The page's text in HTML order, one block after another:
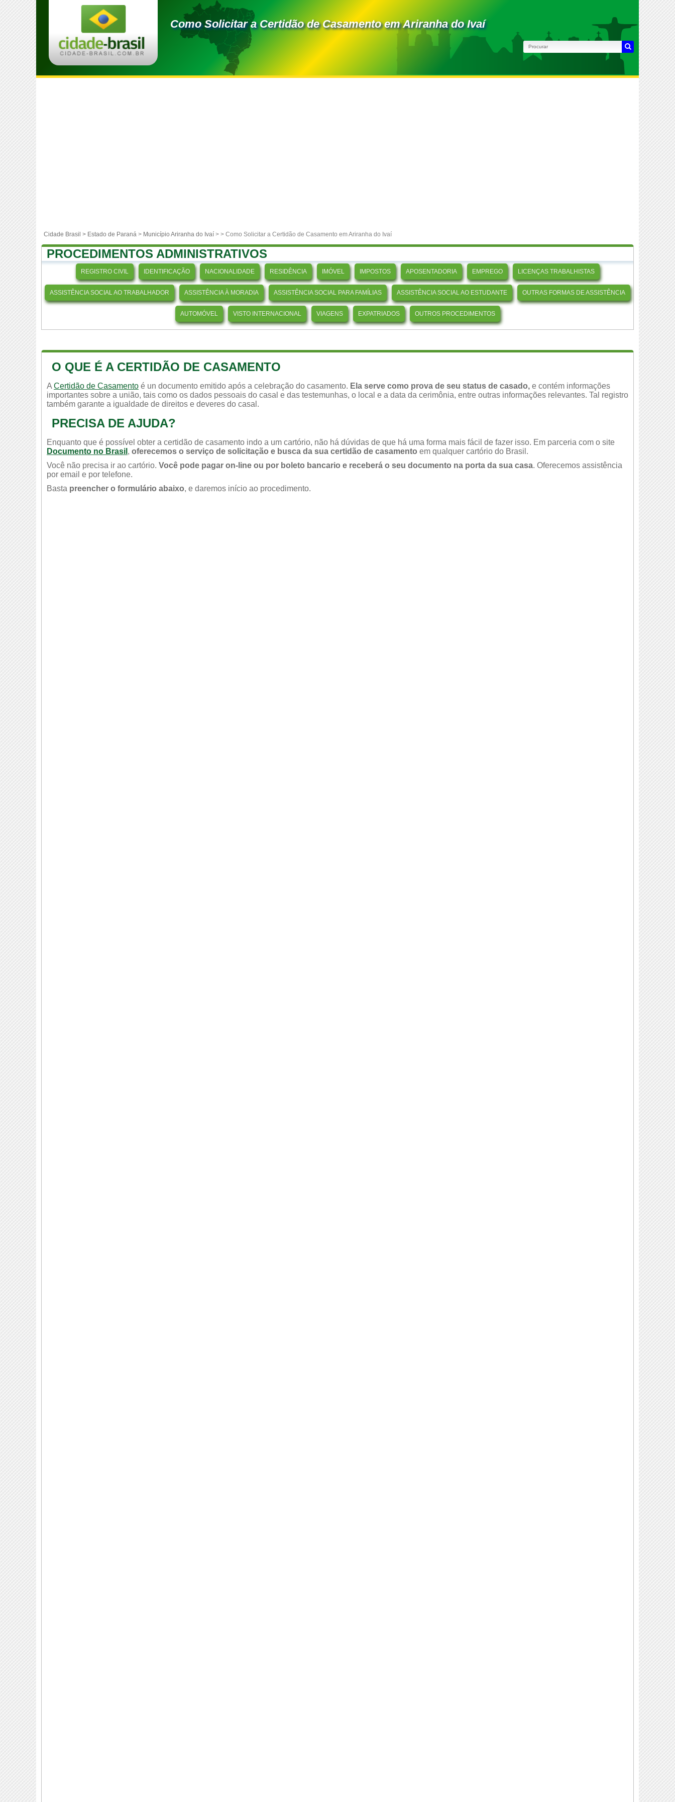
Como Solicitar a Certidão de Casamento em Ariranha do Ivaí
Cidade Brasil > Estado de Paraná > Município Ariranha do Ivaí > > Como Solicitar a Certidão de Casamento em Ariranha do Ivaí
PROCEDIMENTOS ADMINISTRATIVOS
REGISTRO CIVIL IDENTIFICAÇÃO NACIONALIDADE RESIDÊNCIA IMÓVEL IMPOSTOS APOSENTADORIA EMPREGO LICENÇAS TRABALHISTAS
ASSISTÊNCIA SOCIAL AO TRABALHADOR ASSISTÊNCIA À MORADIA ASSISTÊNCIA SOCIAL PARA FAMÍLIAS ASSISTÊNCIA SOCIAL AO ESTUDANTE OUTRAS FORMAS DE ASSISTÊNCIA
AUTOMÓVEL VISTO INTERNACIONAL VIAGENS EXPATRIADOS OUTROS PROCEDIMENTOS
O QUE É A CERTIDÃO DE CASAMENTO
A Certidão de Casamento é un documento emitido após a celebração do casamento. Ela serve como prova de seu status de casado, e contém informações
importantes sobre a união, tais como os dados pessoais do casal e das testemunhas, o local e a data da cerimônia, entre outras informações relevantes. Tal registro
também garante a igualdade de direitos e deveres do casal.
PRECISA DE AJUDA?
Enquanto que é possível obter a certidão de casamento indo a um cartório, não há dúvidas de que há uma forma mais fácil de fazer isso. Em parceria com o site
Documento no Brasil , oferecemos o serviço de solicitação e busca da sua certidão de casamento em qualquer cartório do Brasil.
Você não precisa ir ao cartório. Você pode pagar on-line ou por boleto bancario e receberá o seu documento na porta da sua casa. Oferecemos assistência
por email e por telefone.
Basta preencher o formulário abaixo, e daremos início ao procedimento.